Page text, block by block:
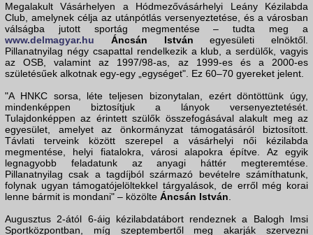
Megalakult Vásárhelyen a Hódmezővásárhelyi Leány Kézilabda
Club, amelynek célja az utánpótlás versenyeztetése, és a városban
válságba jutott sportág megmentése – tudta meg a
www.delmagyar.hu
Áncsán István egyesületi elnöktől.
Pillanatnyilag négy csapattal rendelkezik a klub, a serdülők, vagyis
az OSB, valamint az 1997/98-as, az 1999-es és a 2000-es
születésűek alkotnak egy-egy „egységet". Ez 60–70 gyereket jelent.
"A HNKC sorsa, léte teljesen bizonytalan, ezért döntöttünk úgy,
mindenképpen biztosítjuk a lányok versenyeztetését.
Tulajdonképpen az érintett szülők összefogásával alakult meg az
egyesület, amelyet az önkormányzat támogatásáról biztosított.
Távlati terveink között szerepel a vásárhelyi női kézilabda
megmentése, helyi fiatalokra, városi alapokra építve. Az egyik
legnagyobb feladatunk az anyagi háttér megteremtése.
Pillanatnyilag csak a tagdíjból származó bevételre számíthatunk,
folynak ugyan támogatójelöltekkel tárgyalások, de erről még korai
lenne bármit is mondani" – közölte Áncsán István
Augusztus 2-ától 6-áig kézilabdatábort rendeznek a Balogh Imsi
Sportközpontban, míg szeptembertől meg akarják szervezni